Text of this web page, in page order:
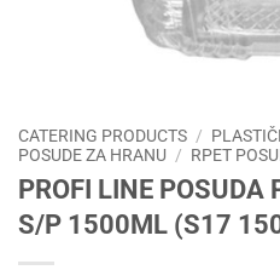
CATERING PRODUCTS /
POSUDE ZA HRANU / RPET
PROFI LINE POSUDA
S/P 1500ML (S17